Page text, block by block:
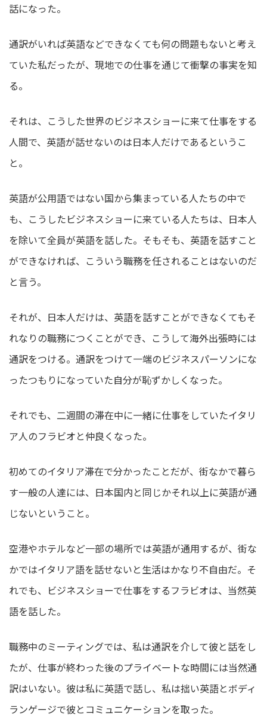
話になった。
通訳がいれば英語などできなくても何の問題もないと考え
ていた私だったが、現地での仕事を通じて衝撃の事実を知
る。
それは、こうした世界のビジネスショーに来て仕事をする
人間で、英語が話せないのは日本人だけであるというこ
と。
英語が公用語ではない国から集まっている人たちの中で
も、こうしたビジネスショーに来ている人たちは、日本人
を除いて全員が英語を話した。そもそも、英語を話すこと
ができなければ、こういう職務を任されることはないのだ
と言う。
それが、日本人だけは、英語を話すことができなくてもそ
れなりの職務につくことができ、こうして海外出張時には
通訳をつける。通訳をつけて一端のビジネスパーソンにな
ったつもりになっていた自分が恥ずかしくなった。
それでも、二週間の滞在中に一緒に仕事をしていたイタリ
ア人のフラビオと仲良くなった。
初めてのイタリア滞在で分かったことだが、街なかで暮ら
す一般の人達には、日本国内と同じかそれ以上に英語が通
じないということ。
空港やホテルなど一部の場所では英語が通用するが、街な
かではイタリア語を話せないと生活はかなり不自由だ。そ
れでも、ビジネスショーで仕事をするフラビオは、当然英
語を話した。
職務中のミーティングでは、私は通訳を介して彼と話をし
たが、仕事が終わった後のプライベートな時間には当然通
訳はいない。彼は私に英語で話し、私は拙い英語とボディ
ランゲージで彼とコミュニケーションを取った。